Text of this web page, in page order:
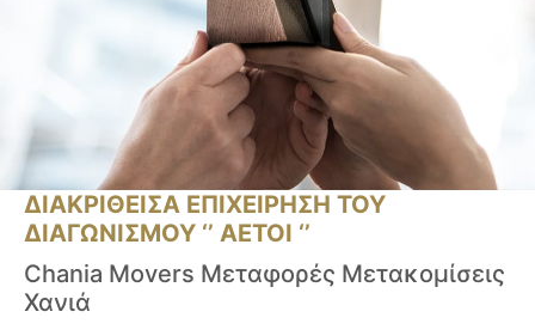
ΔΙΑΚΡΙΘΕΙΣΑ ΕΠΙΧΕΙΡΗΣΗ ΤΟΥ
ΔΙΑΓΩΝΙΣΜΟΥ ‘’ ΑΕΤΟΙ ‘’
Chania Movers Μεταφορές Μετακομίσεις
Χανιά